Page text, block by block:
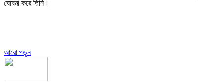
ঘোষনা করে তিনি।
আরো পড়ুন